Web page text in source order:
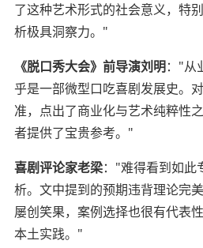
了这种艺术形式的社会意义，特
析极具洞察力。"
《脱口秀大会》前导演刘明："从
乎是一部微型口吃喜剧发展史。
准，点出了商业化与艺术纯粹性
者提供了宝贵参考。"
喜剧评论家老梁："难得看到如此
析。文中提到的预期违背理论完
屡创笑果，案例选择也很有代表
本土实践。"